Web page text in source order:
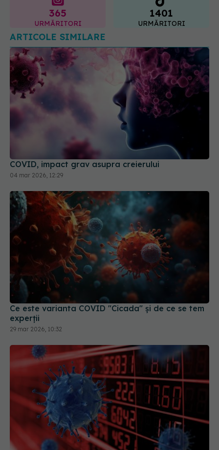
COVID, impact grav asupra creierului
04 mar 2026, 12:29
Ce este varianta COVID "Cicada" și de ce se tem
experții
29 mar 2026, 10:32
Pandemia de COVID-19 rămâne doar un subiect
tabu în China, la 5 ani de la anunțul primului
deces legat de virus